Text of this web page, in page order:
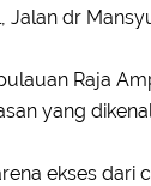
Jalan dr
Raja
yang
ekses dari